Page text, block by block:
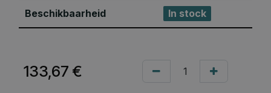
Beschikbaarheid In stock
133,67 €